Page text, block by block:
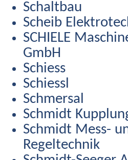
Schaltbau
Scheib
SCHIELE
GmbH
Schiess
Schiessl
Schmersal
Schmidt
Schmidt Mess-
Regeltechnik